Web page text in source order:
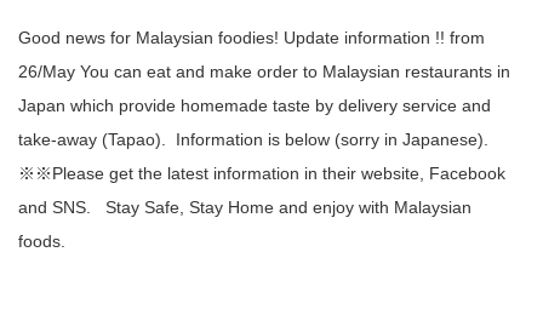
Good news for Malaysian foodies! Update information !! from
26/May You can eat and make order to Malaysian restaurants in
Japan which provide homemade taste by delivery service and
take-away (Tapao). Information is below (sorry in Japanese).
※※Please get the latest information in their website, Facebook
and SNS. Stay Safe, Stay Home and enjoy with Malaysian
foods.